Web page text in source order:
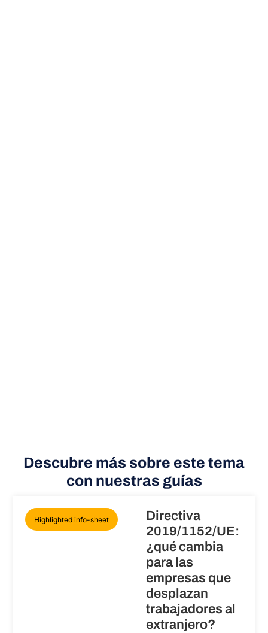
Descubre más sobre este tema
con nuestras guías
Highlighted info-sheet
Directiva
2019/1152/UE:
¿qué cambia
para las
empresas que
desplazan
trabajadores al
extranjero?